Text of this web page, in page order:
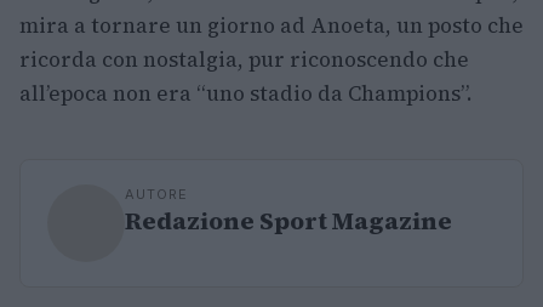
mira a tornare un giorno ad Anoeta, un posto che
ricorda con nostalgia, pur riconoscendo che
all’epoca non era “uno stadio da Champions”.
AUTORE
Redazione Sport Magazine